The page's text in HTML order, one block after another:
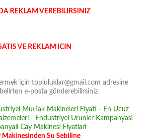
REKLAM VEREBILIRSINIZ
VE REKLAM ICIN
Makinesinden Su Sebiline